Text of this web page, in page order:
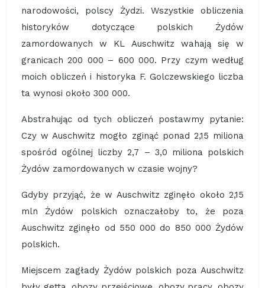
narodowości, polscy Żydzi. Wszystkie obliczenia
historyków dotyczące polskich Żydów
zamordowanych w KL Auschwitz wahają się w
granicach 200 000 – 600 000. Przy czym według
moich obliczeń i historyka F. Golczewskiego liczba
ta wynosi około 300 000.
Abstrahując od tych obliczeń postawmy pytanie:
Czy w Auschwitz mogło zginąć ponad 2,15 miliona
spośród ogólnej liczby 2,7 – 3,0 miliona polskich
Żydów zamordowanych w czasie wojny?
Gdyby przyjąć, że w Auschwitz zginęło około 2,15
mln Żydów polskich oznaczałoby to, że poza
Auschwitz zginęło od 550 000 do 850 000 Żydów
polskich.
Miejscem zagłady Żydów polskich poza Auschwitz